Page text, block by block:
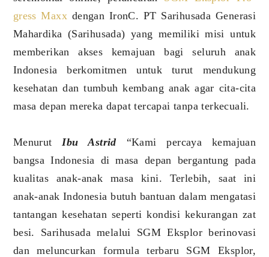
gress Maxx dengan IronC. PT Sarihusada Generasi
Mahardika (Sarihusada) yang memiliki misi untuk
memberikan akses kemajuan bagi seluruh anak
Indonesia berkomitmen untuk turut mendukung
kesehatan dan tumbuh kembang anak agar cita-cita
masa depan mereka dapat tercapai tanpa terkecuali.
Menurut Ibu Astrid“Kami percaya kemajuan
bangsa Indonesia di masa depan bergantung pada
kualitas anak-anak masa kini. Terlebih, saat ini
anak-anak Indonesia butuh bantuan dalam mengatasi
tantangan kesehatan seperti kondisi kekurangan zat
besi. Sarihusada melalui SGM Eksplor berinovasi
dan meluncurkan formula terbaru SGM Eksplor,